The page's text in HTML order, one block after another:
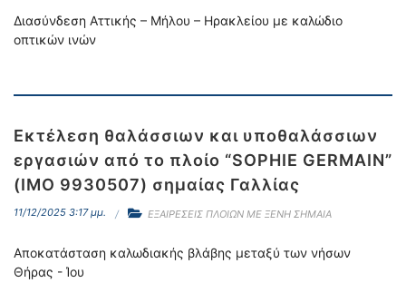
Διασύνδεση Αττικής – Μήλου – Ηρακλείου με καλώδιο
οπτικών ινών
Εκτέλεση θαλάσσιων και υποθαλάσσιων
εργασιών από το πλοίο “SOPHIE GERMAIN”
(IMO 9930507) σημαίας Γαλλίας
11/12/2025 3:17 μμ. ΕΞΑΙΡΕΣΕΙΣ ΠΛΟΙΩΝ ΜΕ ΞΕΝΗ ΣΗΜΑΙΑ
Αποκατάσταση καλωδιακής βλάβης μεταξύ των νήσων
Θήρας - Ίου